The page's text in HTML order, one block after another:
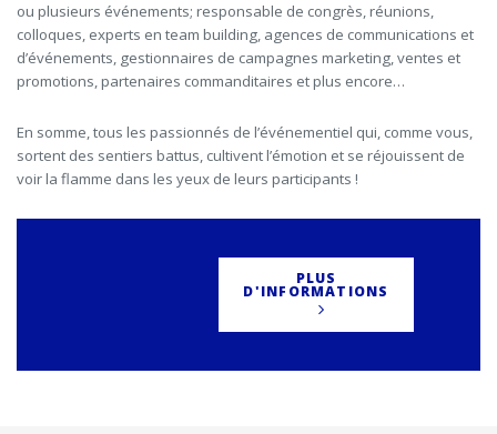
ou plusieurs événements; responsable de congrès, réunions,
colloques, experts en team building, agences de communications et
d’événements, gestionnaires de campagnes marketing, ventes et
promotions, partenaires commanditaires et plus encore…
En somme, tous les passionnés de l’événementiel qui, comme vous,
sortent des sentiers battus, cultivent l’émotion et se réjouissent de
voir la flamme dans les yeux de leurs participants !
PLUS
D'INFORMATIONS